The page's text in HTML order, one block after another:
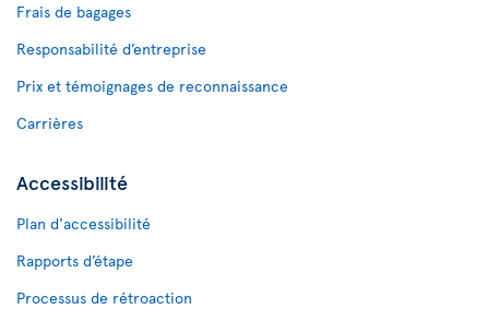
Frais de bagages
Responsabilité d’entreprise
Prix et témoignages de reconnaissance
Carrières
Accessibilité
Plan d'accessibilité
Rapports d’étape
Processus de rétroaction